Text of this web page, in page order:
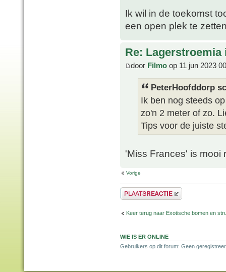
Ik wil in de toekomst
een open plek te
Re:
door Filmo op 11 jun 2023
PeterHoofddorp
Ik ben nog steeds
zo'n 2 meter of zo.
Tips voor de juiste
'Miss Frances' is mooi
Vorige
Plaats een reactie
Keer terug naar Exotische bomen en
WIE IS ER ONLINE
Gebruikers op dit forum: Geen